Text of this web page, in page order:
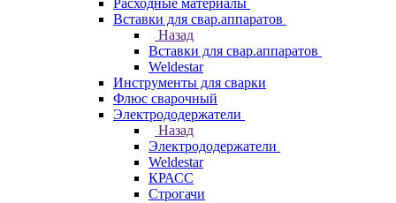
Расходные материалы
Вставки для свар.аппаратов
Назад
Вставки для свар.аппаратов
Weldestar
Инструменты для сварки
Флюс сварочный
Электрододержатели
Назад
Электрододержатели
Weldestar
КРАСС
Строгачи